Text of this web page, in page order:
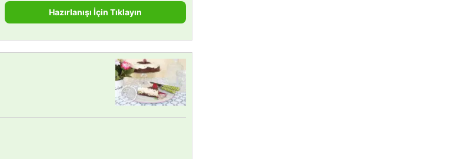
Hazırlanışı İçin Tıklayın